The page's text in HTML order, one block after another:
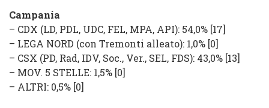
Campania
– CDX (LD, PDL, UDC, FEL, MPA, API): 54,0% [17]
– LEGA NORD (con Tremonti alleato): 1,0% [0]
– CSX (PD, Rad, IDV, Soc., Ver., SEL, FDS): 43,0% [13]
– MOV. 5 STELLE: 1,5% [0]
– ALTRI: 0,5% [0]